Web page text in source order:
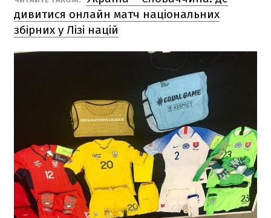
дивитися онлайн матч національних
збірних у Лізі націй